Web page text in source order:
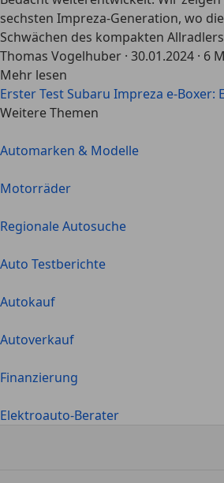
sechsten Impreza-Generation, wo
Schwächen des kompakten
Thomas Vogelhuber · 30.01.2024 · 6
Mehr lesen
Erster Test Subaru Impreza e-Boxer:
Weitere Themen
Automarken & Modelle
Motorräder
Regionale Autosuche
Auto Testberichte
Autokauf
Autoverkauf
Finanzierung
Elektroauto-Berater